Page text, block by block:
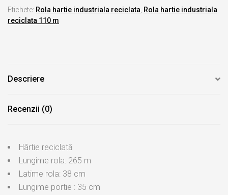
Etichete: Rola hartie industriala reciclata, Rola hartie industriala
reciclata 110 m
Descriere
Recenzii (0)
Hârtie reciclată
Lungime rola: 265 m
Latime rola: 38 cm
Lungime portie : 35 cm